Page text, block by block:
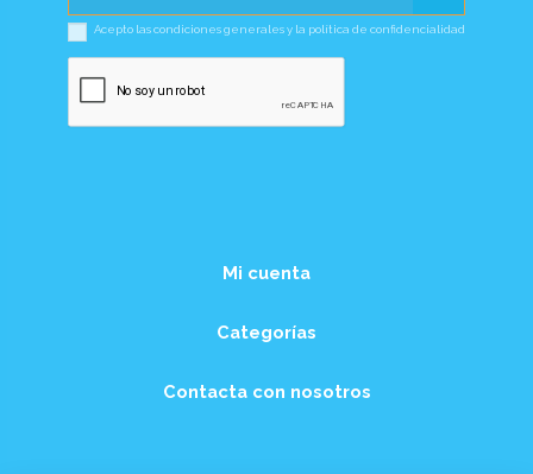
Acepto las condiciones generales y la política de confidencialidad
Mi cuenta
Categorías
Contacta con nosotros